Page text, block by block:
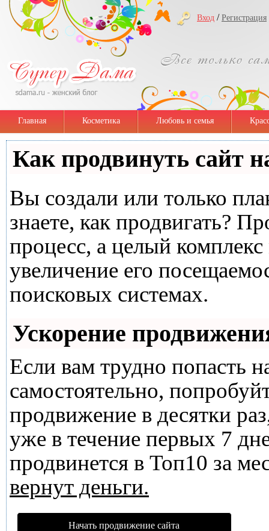
Вход / Регистрация
Главная Косметика Любовь и семья
Как продвинуть сайт
Вы создали или только
знаете, как продвигать?
процесс, а целый
увеличение его
поисковых системах.
Ускорение
Если вам трудно попасть
самостоятельно,
продвижение в десятки
уже в течение первых 7
продвинется в Топ10 за
вернут деньги.
Начать продвижение сайта